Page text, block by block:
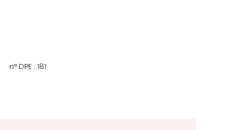
n° DPE : 181